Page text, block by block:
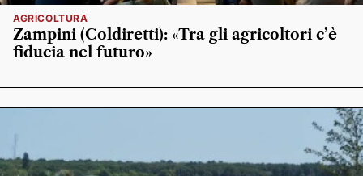
AGRICOLTURA
Zampini (Coldiretti): «Tra gli agricoltori c’è
fiducia nel futuro»